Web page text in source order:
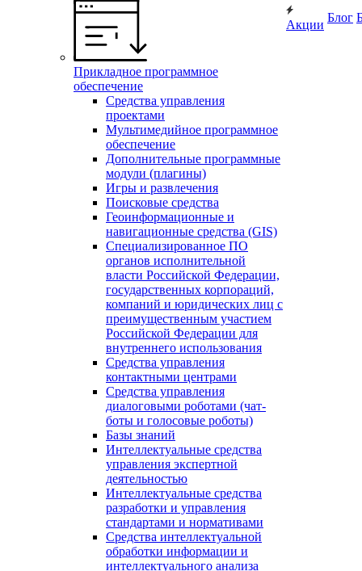
Прикладное программное
обеспечение
Средства управления
проектами
Мультимедийное программное
обеспечение
Дополнительные программные
модули (плагины)
Игры и развлечения
Поисковые средства
Геоинформационные и
навигационные средства (GIS)
Специализированное ПО
органов исполнительной
власти Российской Федерации,
государственных корпораций,
компаний и юридических лиц с
преимущественным участием
Российской Федерации для
внутреннего использования
Средства управления
контактными центрами
Средства управления
диалоговыми роботами (чат-
боты и голосовые роботы)
Базы знаний
Интеллектуальные средства
управления экспертной
деятельностью
Интеллектуальные средства
разработки и управления
стандартами и нормативами
Средства интеллектуальной
обработки информации и
интеллектуального анализа
Акции
Блог